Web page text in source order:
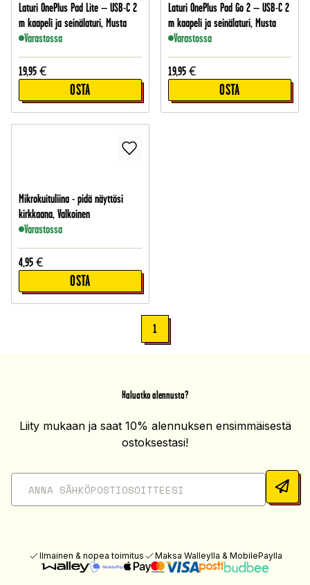
Laturi OnePlus Pad Lite – USB-C 2
m kaapeli ja seinälaturi, Musta
Varastossa
19,95 €
OSTA
Laturi OnePlus Pad Go 2 – USB-C 2
m kaapeli ja seinälaturi, Musta
Varastossa
19,95 €
OSTA
Mikrokuituliina - pidä näyttösi
kirkkaana, Valkoinen
Varastossa
4,95 €
OSTA
1
Haluatko alennusta?
Liity mukaan ja saat 10% alennuksen ensimmäisestä
ostoksestasi!
Ilmainen & nopea toimitus Maksa Walleylla & MobilePaylla